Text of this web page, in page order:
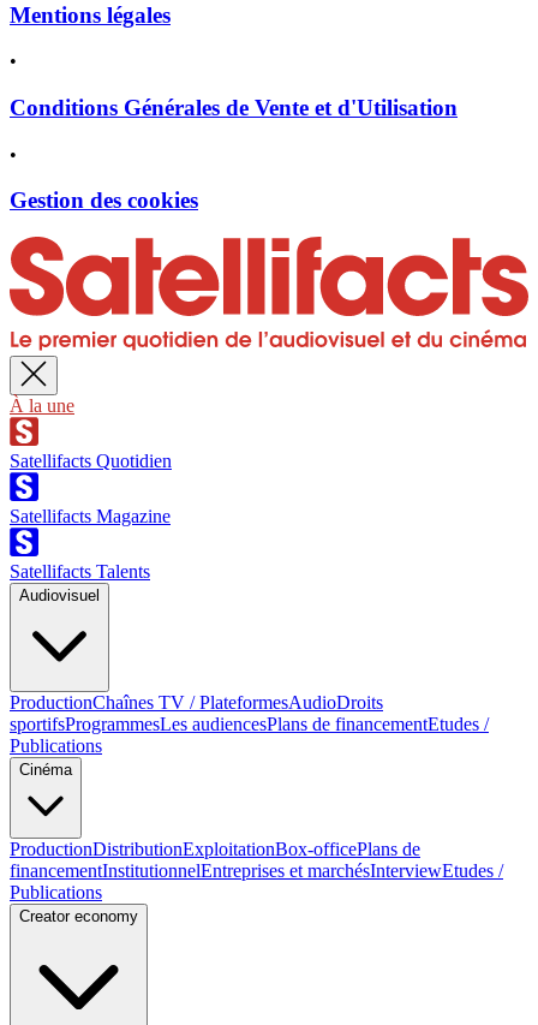
Mentions légales
•
Conditions Générales de Vente et d'Utilisation
•
Gestion des cookies
À la une
Satellifacts Quotidien
Satellifacts Magazine
Satellifacts Talents
Audiovisuel
ProductionChaînes TV / PlateformesAudioDroits
sportifsProgrammesLes audiencesPlans de financementEtudes /
Publications
Cinéma
ProductionDistributionExploitationBox-officePlans de
financementInstitutionnelEntreprises et marchésInterviewEtudes /
Publications
Creator economy